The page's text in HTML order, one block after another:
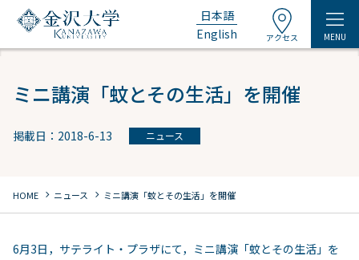
日本語
English
アクセス MENU
ミニ講演「蚊とその生活」を開催
掲載日：2018-6-13 ニュース
HOME chevron_right ニュース chevron_right ミニ講演「蚊とその生活」を開催
6月3日，サテライト・プラザにて，ミニ講演「蚊とその生活」を